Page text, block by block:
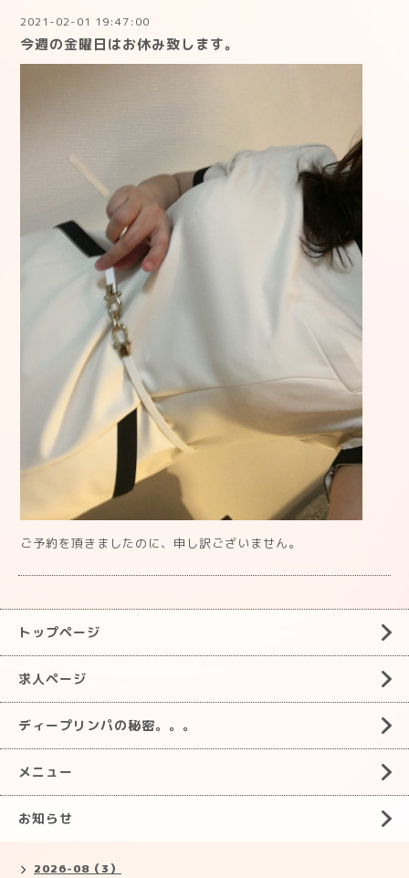
2021-02-01 19:47:00
今週の金曜日はお休み致します。
ご予約を頂きましたのに、申し訳ございません。
トップページ
求人ページ
ディープリンパの秘密。。。
メニュー
お知らせ
2026-08（3）